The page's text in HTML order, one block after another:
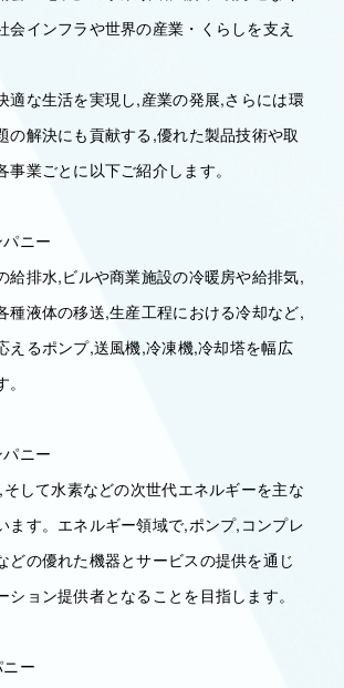
会インフラや世界の産業・くらしを支え
適な生活を実現し,産業の発展,さらには環
の解決にも貢献する,優れた製品技術や取
事業ごとに以下ご紹介します。
ニー
給排水,ビルや商業施設の冷暖房や給排気,
種液体の移送,生産工程における冷却など,
えるポンプ,送風機,冷凍機,冷却塔を幅広
ニー
して水素などの次世代エネルギーを主な
ます。エネルギー領域で,ポンプ,コンプレ
どの優れた機器とサービスの提供を通じ
ション提供者となることを目指します。
ー